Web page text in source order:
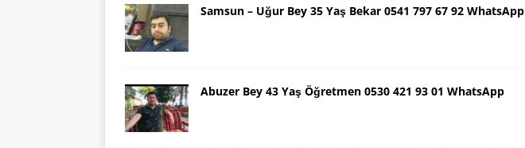
Samsun – Uğur Bey 35 Yaş Bekar 0541 797 67 92 WhatsApp
Abuzer Bey 43 Yaş Öğretmen 0530 421 93 01 WhatsApp